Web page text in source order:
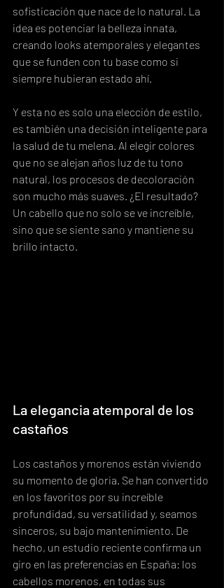
sofisticación que nace de lo natural. La
idea es potenciar la belleza innata,
creando looks atemporales y elegantes
que se funden con tu base como si
siempre hubieran estado ahí.
Y esta no es solo una elección de estilo,
es también una decisión inteligente para
la salud de tu melena. Al elegir colores
que no se alejan años luz de tu tono
natural, los procesos de decoloración
son mucho más suaves. ¿El resultado?
Un cabello que no solo se ve increíble,
sino que se siente sano y mantiene su
brillo intacto.
La elegancia atemporal de los
castaños
Los castaños y morenos están viviendo
su momento de gloria. Se han convertido
en los favoritos por su increíble
profundidad, su versatilidad y, seamos
sinceros, su bajo mantenimiento. De
hecho, un estudio reciente confirma un
giro en las preferencias en España: los
cabellos morenos, en todas sus